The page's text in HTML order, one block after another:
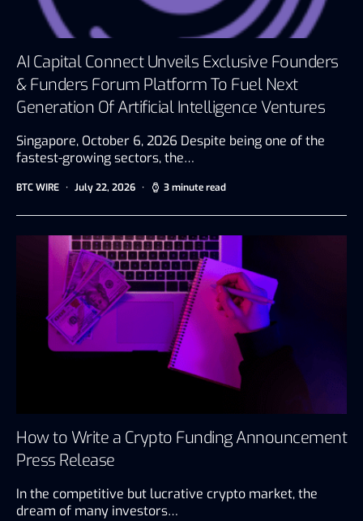
AI Capital Connect Unveils Exclusive Founders
& Funders Forum Platform To Fuel Next
Generation Of Artificial Intelligence Ventures
Singapore, October 6, 2026 Despite being one of the
fastest-growing sectors, the…
BTC WIRE July 22, 2026 3 minute read
How to Write a Crypto Funding Announcement
Press Release
In the competitive but lucrative crypto market, the
dream of many investors…